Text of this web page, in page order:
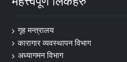
गृह मन्त्रालय
कारागार व्यवस्थापन विभाग
अध्यागमन विभाग